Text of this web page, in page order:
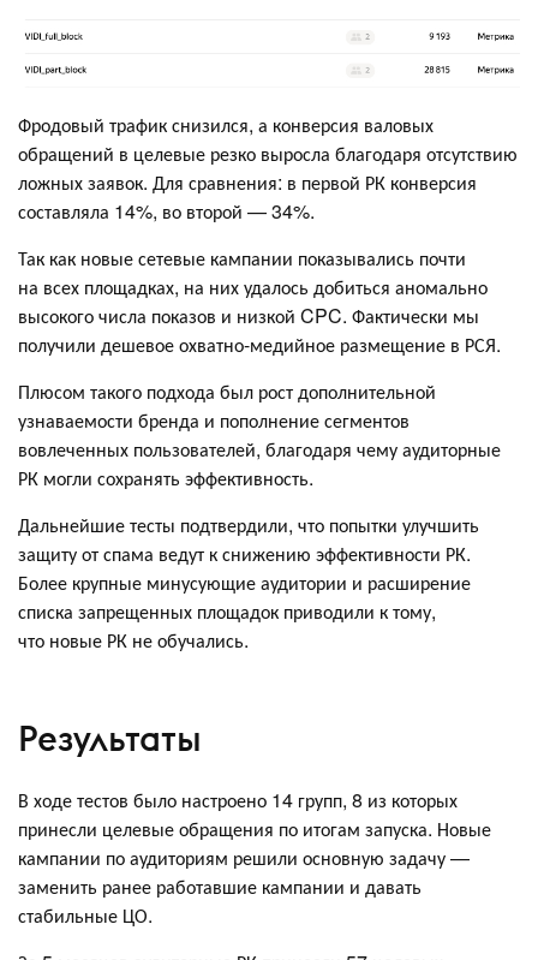
Фродовый трафик снизился, а конверсия валовых
обращений в целевые резко выросла благодаря отсутствию
ложных заявок. Для сравнения: в первой РК конверсия
составляла 14%, во второй — 34%.
Так как новые сетевые кампании показывались почти
на всех площадках, на них удалось добиться аномально
высокого числа показов и низкой CPC. Фактически мы
получили дешевое охватно-медийное размещение в РСЯ.
Плюсом такого подхода был рост дополнительной
узнаваемости бренда и пополнение сегментов
вовлеченных пользователей, благодаря чему аудиторные
РК могли сохранять эффективность.
Дальнейшие тесты подтвердили, что попытки улучшить
защиту от спама ведут к снижению эффективности РК.
Более крупные минусующие аудитории и расширение
списка запрещенных площадок приводили к тому,
что новые РК не обучались.
Результаты
В ходе тестов было настроено 14 групп, 8 из которых
принесли целевые обращения по итогам запуска. Новые
кампании по аудиториям решили основную задачу —
заменить ранее работавшие кампании и давать
стабильные ЦО.